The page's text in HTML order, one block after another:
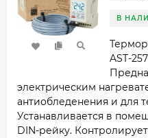
В
AST-
электрическим
антиобледенения и для
Устанавливается в
DIN-рейку.